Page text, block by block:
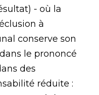
- où la
à
conserve son
le prononcé
des
réduite :